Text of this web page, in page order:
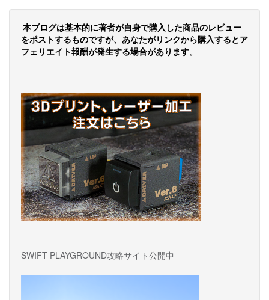
ビ
ゲ
ー
ョ
ン
本ブログは基本的に著者が自身で購入した商品のレビュー
をポストするものですが、あなたがリンクから購入するとア
フェリエイト報酬が発生する場合があります。
SWIFT PLAYGROUND攻略サイト公開中